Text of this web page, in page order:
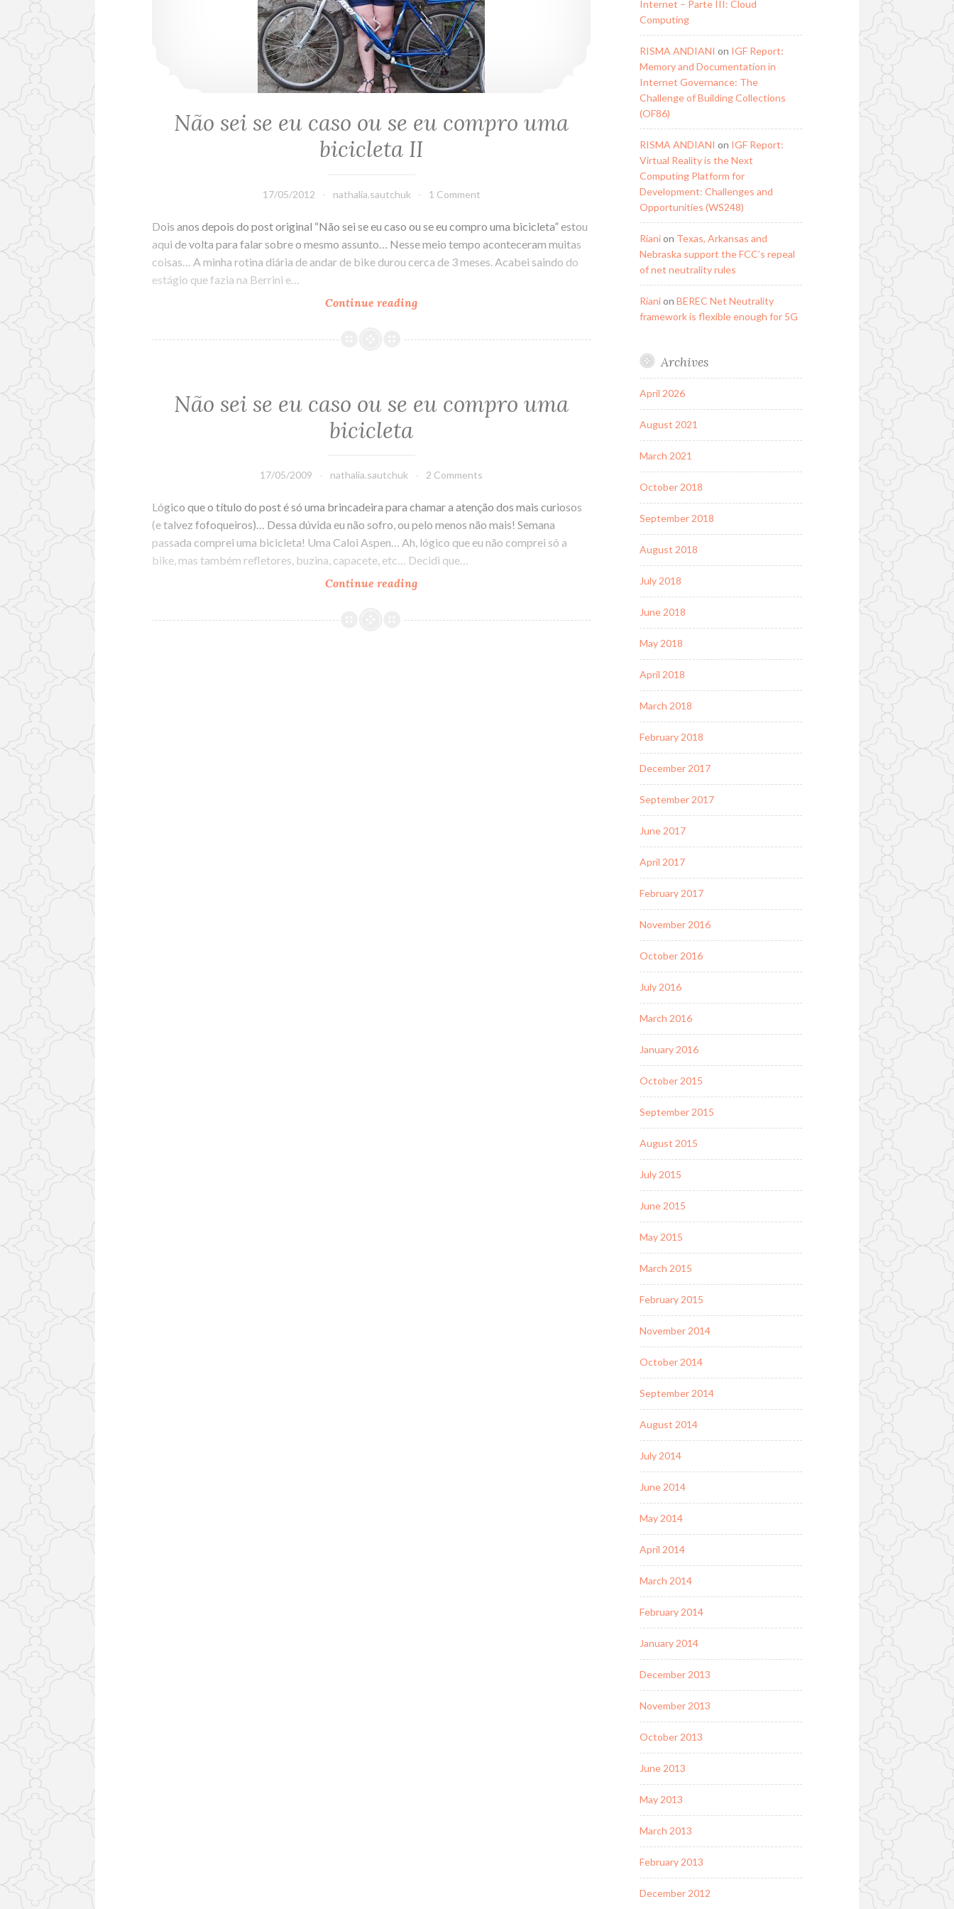
Não sei se eu caso ou se eu compro uma
bicicleta II
17/05/2012 nathalia.sautchuk 1 Comment
Dois anos depois do post original “Não sei se eu caso ou se eu compro uma bicicleta” estou
aqui de volta para falar sobre o mesmo assunto… Nesse meio tempo aconteceram muitas
coisas… A minha rotina diária de andar de bike durou cerca de 3 meses. Acabei saindo do
estágio que fazia na Berrini e…
Continue reading
se
se
bicicleta
Não sei se eu caso ou se eu compro uma
bicicleta
17/05/2009 nathalia.sautchuk 2 Comments
Lógico que o título do post é só uma brincadeira para chamar a atenção dos mais curiosos
(e talvez fofoqueiros)… Dessa dúvida eu não sofro, ou pelo menos não mais! Semana
passada comprei uma bicicleta! Uma Caloi Aspen… Ah, lógico que eu não comprei só a
bike, mas também refletores, buzina, capacete, etc… Decidi que…
Continue reading
se
Internet – Parte III: Cloud
Computing
RISMA ANDIANI on IGF Report:
Memory and Documentation in
Internet Governance: The
Challenge of Building Collections
(OF86)
RISMA ANDIANI on IGF Report:
Virtual Reality is the Next
Computing Platform for
Development: Challenges and
Opportunities (WS248)
Rianion Texas, Arkansas and
Nebraska support the FCC’s repeal
of net neutrality rules
Rianion BEREC Net Neutrality
framework is flexible enough for 5G
Archives
April 2026
August 2021
March 2021
October 2018
September 2018
August 2018
July 2018
June 2018
May 2018
April 2018
March 2018
February 2018
December 2017
September 2017
June 2017
April 2017
February 2017
November 2016
October 2016
July 2016
March 2016
January 2016
October 2015
September 2015
August 2015
July 2015
June 2015
May 2015
March 2015
February 2015
November 2014
October 2014
September 2014
August 2014
July 2014
June 2014
May 2014
April 2014
March 2014
February 2014
January 2014
December 2013
November 2013
October 2013
June 2013
May 2013
March 2013
February 2013
December 2012